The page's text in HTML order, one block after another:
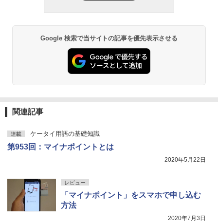
Google 検索で当サイトの記事を優先表示させる
関連記事
連載 ケータイ用語の基礎知識
第953回：マイナポイントとは
2020年5月22日
レビュー
「マイナポイント」をスマホで申し込む
方法
2020年7月3日